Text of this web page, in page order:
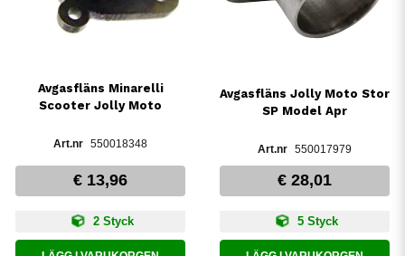
Avgasfläns Minarelli
Scooter Jolly Moto
550018348
€ 13,96
2 Styck
Avgasfläns Jolly Moto Stor
SP Model Apr
550017979
€ 28,01
5 Styck